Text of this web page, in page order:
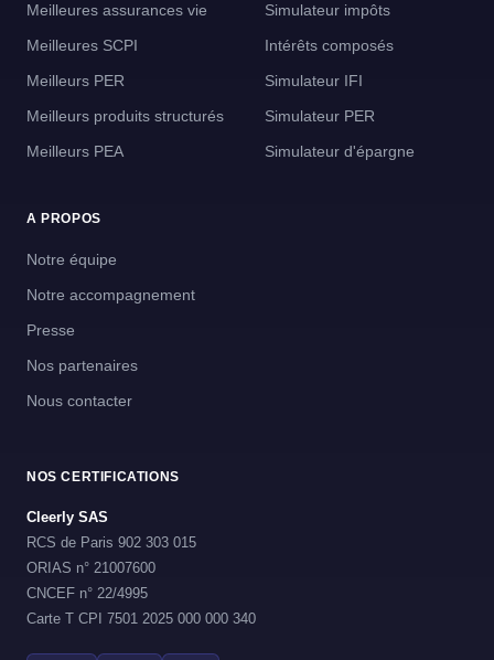
Meilleures assurances vie
Meilleures SCPI
Meilleurs PER
Meilleurs produits structurés
Meilleurs PEA
Simulateur impôts
Intérêts composés
Simulateur IFI
Simulateur PER
Simulateur d'épargne
A PROPOS
Notre équipe
Notre accompagnement
Presse
Nos partenaires
Nous contacter
NOS CERTIFICATIONS
Cleerly SAS
RCS de Paris 902 303 015
ORIAS n° 21007600
CNCEF n° 22/4995
Carte T CPI 7501 2025 000 000 340